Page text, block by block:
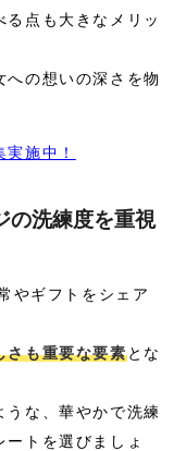
点も大きなメリッ
の想いの深さを物
施中！
の洗練度を重視
やギフトをシェア
さも重要な要素とな
うな、華やかで洗練
トを選びましょ